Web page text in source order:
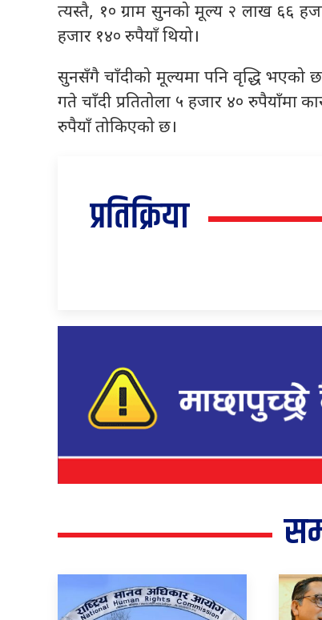
त्यस्तै, १० ग्राम सुनको मूल्य २ लाख ६६
हजार १४० रुपैयाँ थियो।
सुनसँगै चाँदीको मूल्यमा पनि वृद्धि भएको
गते चाँदी प्रतितोला ५ हजार ४० रुपैयाँमा
रुपैयाँ तोकिएको छ।
प्रतिक्रिया